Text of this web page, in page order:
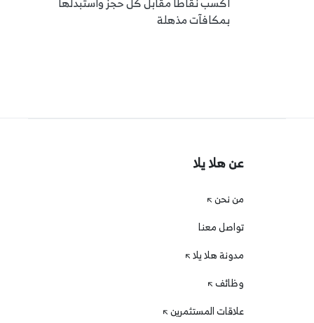
بمكافآت مذهلة
عن هلا يلا
من نحن
تواصل معنا
مدونة هلا يلا
وظائف
علاقات المستثمرين